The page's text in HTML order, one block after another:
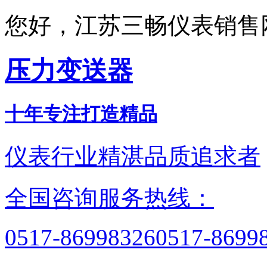
您好，江苏三畅仪表销
压力变送器
十年专注打造精品
仪表行业精湛品质追求者
全国咨询服务热线：
0517-869983260517-